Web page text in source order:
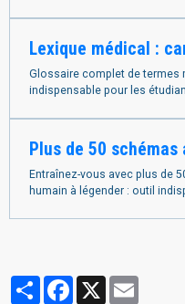
Lexique médical :
Glossaire complet de termes
indispensable pour les
Plus de 50
Entraînez-vous avec plus de
humain à légender : outil
PartagerFacebook